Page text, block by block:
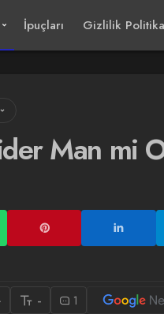
İpuçları Gizlilik
Man mi
- 1